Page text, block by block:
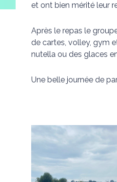
et ont bien mérité leur
Après le repas le
de cartes, volley, gym
nutella ou des glaces
Une belle journée de